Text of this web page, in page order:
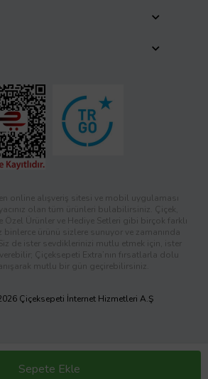
Sepete Ekle
online alışveriş sitesi ve mobil uygulaması
olan tüm ürünleri bulabilirsiniz. Çiçek,
Özel Ürünler ve Hediye Setleri gibi birçok farklı
binlerce ürünü sizlere sunuyor ve zamanında
de ister sevdiklerinizi mutlu etmek için, ister
Çiçeksepeti Extra’nın fırsatlarla dolu
mutlu bir gün geçirebilirsiniz.
Çiçeksepeti İnternet Hizmetleri A.Ş